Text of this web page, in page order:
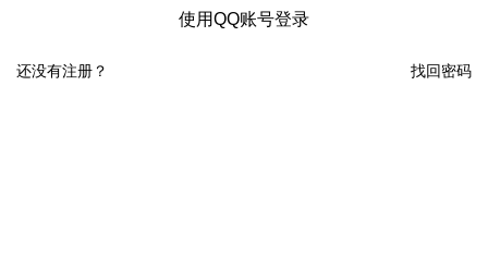
使用QQ账号登录
找回密码
还没有注册？